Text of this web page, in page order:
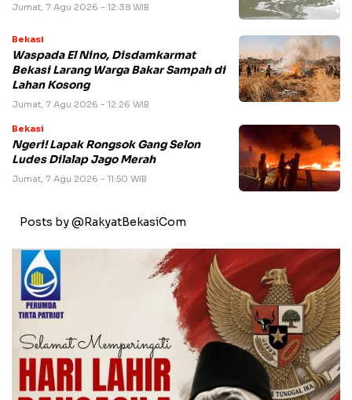
Jumat, 7 Agu 2026 - 12:38 WIB
Bekasi
Waspada El Nino, Disdamkarmat
Bekasi Larang Warga Bakar Sampah di
Lahan Kosong
Jumat, 7 Agu 2026 - 12:26 WIB
Bekasi
Ngeri! Lapak Rongsok Gang Selon
Ludes Dilalap Jago Merah
Jumat, 7 Agu 2026 - 11:50 WIB
Posts by @RakyatBekasiCom